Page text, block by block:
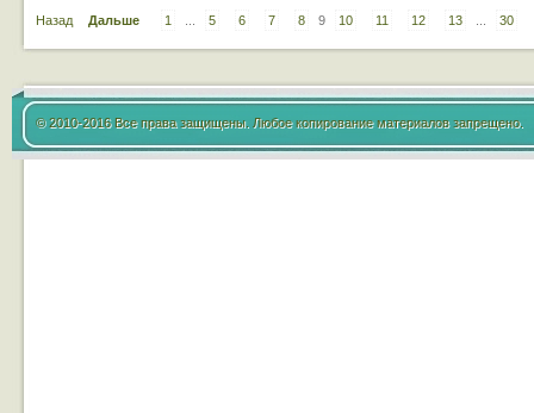
Назад Дальше 1 5 6 7 8 9 10 11 12 13 30
© 2010-2016 Все права защищены. Любое копирование материалов запрещено.